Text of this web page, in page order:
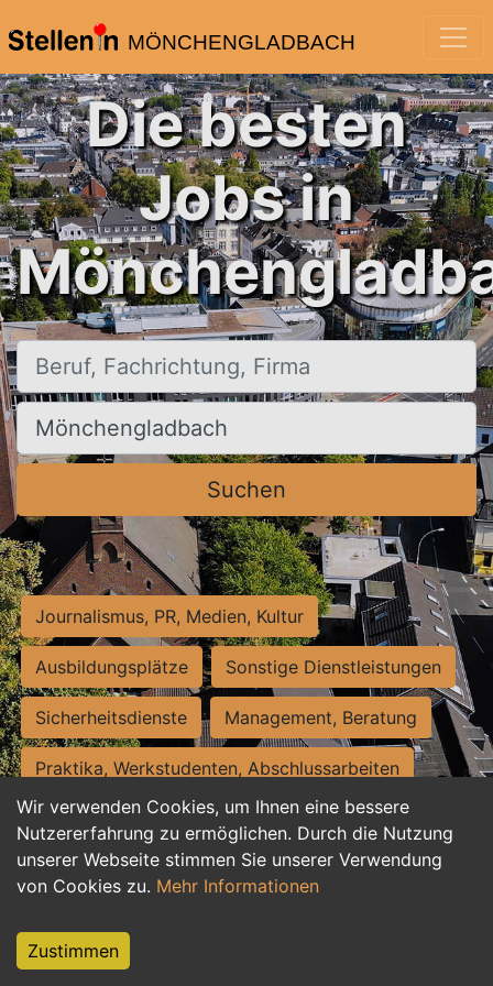
MÖNCHENGLADBACH
Wir verwenden Cookies, um Ihnen eine bessere
Nutzererfahrung zu ermöglichen. Durch die Nutzung
unserer Webseite stimmen Sie unserer Verwendung
von Cookies zu. Mehr Informationen
Zustimmen
Die besten
Jobs in
Beruf, Fachrichtung, Firma
Ort, Stadt
Suchen
Journalismus, PR, Medien, Kultur
Ausbildungsplätze Sonstige Dienstleistungen
Sicherheitsdienste Management, Beratung
Praktika, Werkstudenten, Abschlussarbeiten
Personalwesen Assistenz, Sekretariat
Hilfskräfte, Aushilfs- und Nebenjobs
Weiterbildung, Studium, duale Ausbildung